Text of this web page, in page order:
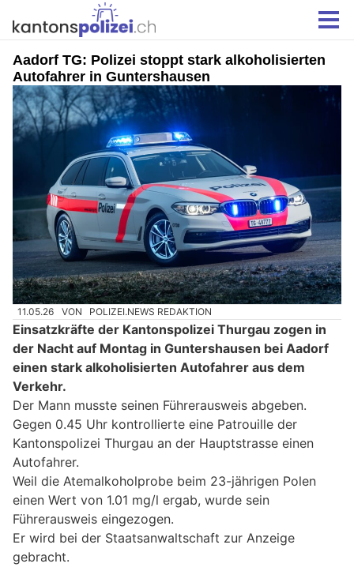
Aadorf TG: Polizei stoppt stark alkoholisierten
Autofahrer in Guntershausen
11.05.26 VON POLIZEI.NEWS REDAKTION
Einsatzkräfte der Kantonspolizei Thurgau zogen in
der Nacht auf Montag in Guntershausen bei Aadorf
einen stark alkoholisierten Autofahrer aus dem
Verkehr.
Der Mann musste seinen Führerausweis abgeben.
Gegen 0.45 Uhr kontrollierte eine Patrouille der
Kantonspolizei Thurgau an der Hauptstrasse einen
Autofahrer.
Weil die Atemalkoholprobe beim 23-jährigen Polen
einen Wert von 1.01 mg/l ergab, wurde sein
Führerausweis eingezogen.
Er wird bei der Staatsanwaltschaft zur Anzeige
gebracht.